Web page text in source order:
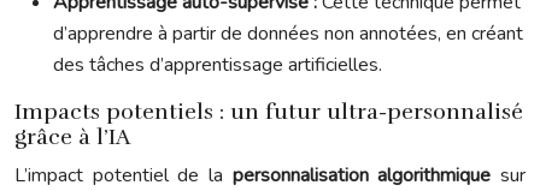
d’apprendre à partir de données non annotées, en créant
des tâches d’apprentissage artificielles.
Impacts potentiels : un futur ultra-personnalisé
grâce à l’IA
L’impact potentiel de la personnalisation algorithmiquesur